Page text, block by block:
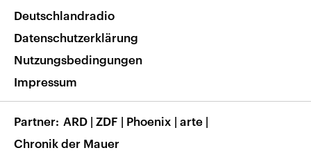
Nachrichten App
Frequenzen
Veranstaltungen
Musikliste
RSS
Barrierefreiheit
Deutschlandradio
Datenschutzerklärung
Nutzungsbedingungen
Impressum
Partner ARD | ZDF | Phoenix | arte |
Chronik der Mauer